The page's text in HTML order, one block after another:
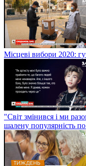
Місцеві вибори 2020:
"Світ змінився і ми
шалену популярність